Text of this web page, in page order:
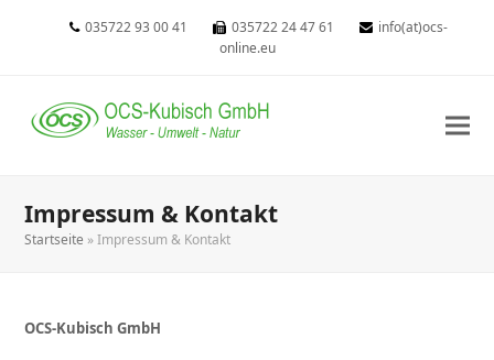
035722 93 00 41 035722 24 47 61
info(at)ocs-
online.eu
Impressum & Kontakt
Startseite »Impressum & Kontakt
OCS-Kubisch GmbH